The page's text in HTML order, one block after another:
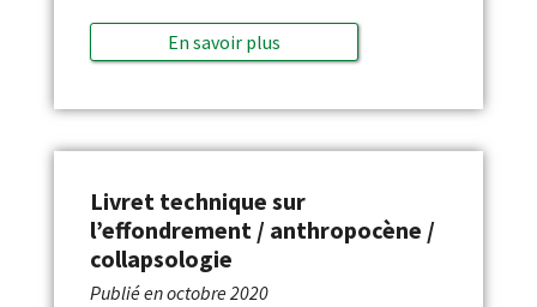
En savoir plus
Livret technique sur
l’effondrement / anthropocène /
collapsologie
Publié enoctobre 2020